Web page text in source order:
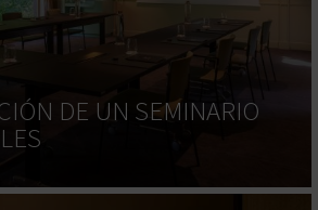
DE UN SEMINARIO